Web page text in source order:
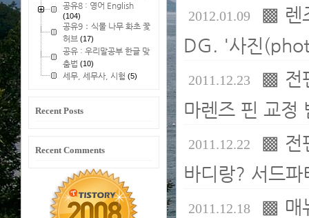
공유8 : 영어 English
(104)
공유9：식물 나무 화초 꽃
허브 (17)
공유 : 우리말공부 한글 맞
춤법 (10)
세무, 세무사, 시험 (5)
Recent Posts
Recent Comments
2012.01.09 ▩ 렌
DG. '사진
2011.12.23 ▩ 전
마렌즈 핀 교정
2011.12.22 ▩ 전
바디랑? 서드
2011.12.18 ▩ 매